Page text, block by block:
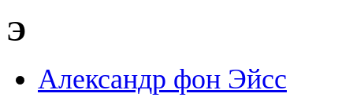
Э
Александр фон Эйсс